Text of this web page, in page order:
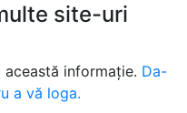
site-uri
informație. Da-
a vă loga.